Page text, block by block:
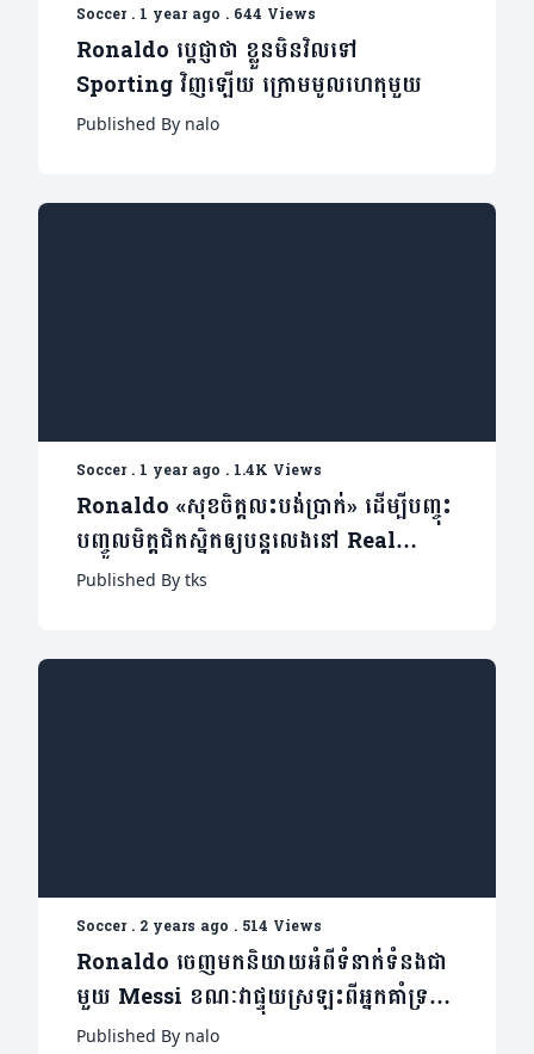
Soccer. 1 year ago . 644 Views
Ronaldo ប្តេជ្ញាថា ខ្លួនមិនវិលទៅ
Sporting វិញឡើយ ក្រោមមូលហេតុមួយ
Published By nalo
Soccer. 1 year ago . 1.4K Views
Ronaldo «សុខចិត្តលះបង់ប្រាក់» ដើម្បីបញ្ចុះ
បញ្ចូលមិត្តជិតស្និតឲ្យបន្តលេងនៅ Real
Madrid
Published By tks
Soccer. 2 years ago . 514 Views
Ronaldo ចេញមកនិយាយអំពីទំនាក់ទំនងជា
មួយ Messi ខណៈវាផ្ទុយស្រឡះពីអ្នកគាំទ្រ
យល់ឃើញ
Published By nalo